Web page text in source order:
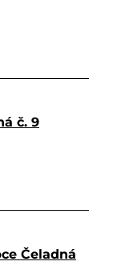
č. 9
Čeladná